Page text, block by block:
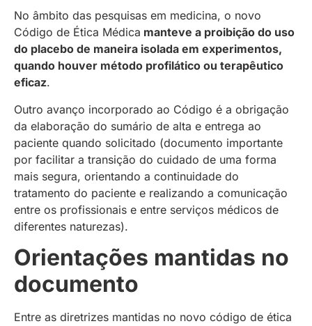
No âmbito das pesquisas em medicina, o novo
Código de Ética Médica manteve a proibição do uso
do placebo de maneira isolada em experimentos,
quando houver método profilático ou terapêutico
eficaz.
Outro avanço incorporado ao Código é a obrigação
da elaboração do sumário de alta e entrega ao
paciente quando solicitado (documento importante
por facilitar a transição do cuidado de uma forma
mais segura, orientando a continuidade do
tratamento do paciente e realizando a comunicação
entre os profissionais e entre serviços médicos de
diferentes naturezas).
Orientações mantidas no
documento
Entre as diretrizes mantidas no novo código de ética